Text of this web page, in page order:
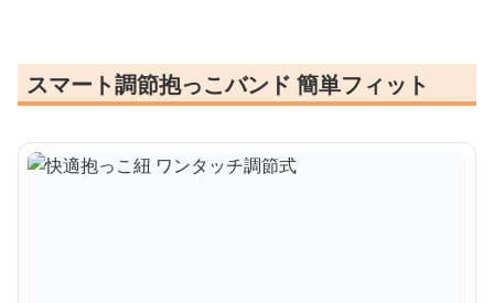
スマート調節抱っこバンド 簡単フィット